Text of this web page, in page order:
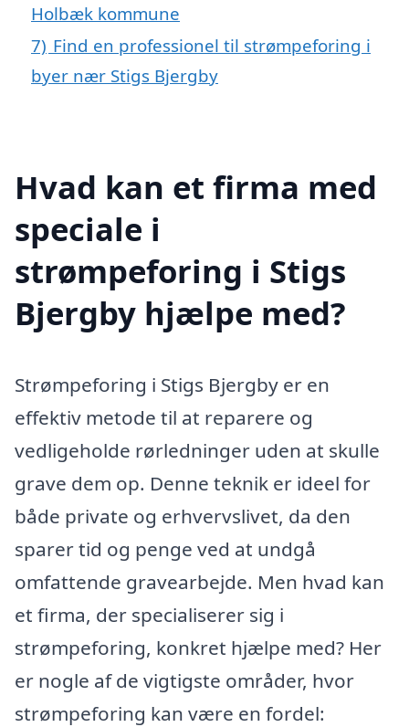
Holbæk kommune
7) Find en professionel til strømpeforing i
byer nær Stigs Bjergby
Hvad kan et firma med
speciale i
strømpeforing i Stigs
Bjergby hjælpe med?
Strømpeforing i Stigs Bjergby er en
effektiv metode til at reparere og
vedligeholde rørledninger uden at skulle
grave dem op. Denne teknik er ideel for
både private og erhvervslivet, da den
sparer tid og penge ved at undgå
omfattende gravearbejde. Men hvad kan
et firma, der specialiserer sig i
strømpeforing, konkret hjælpe med? Her
er nogle af de vigtigste områder, hvor
strømpeforing kan være en fordel: